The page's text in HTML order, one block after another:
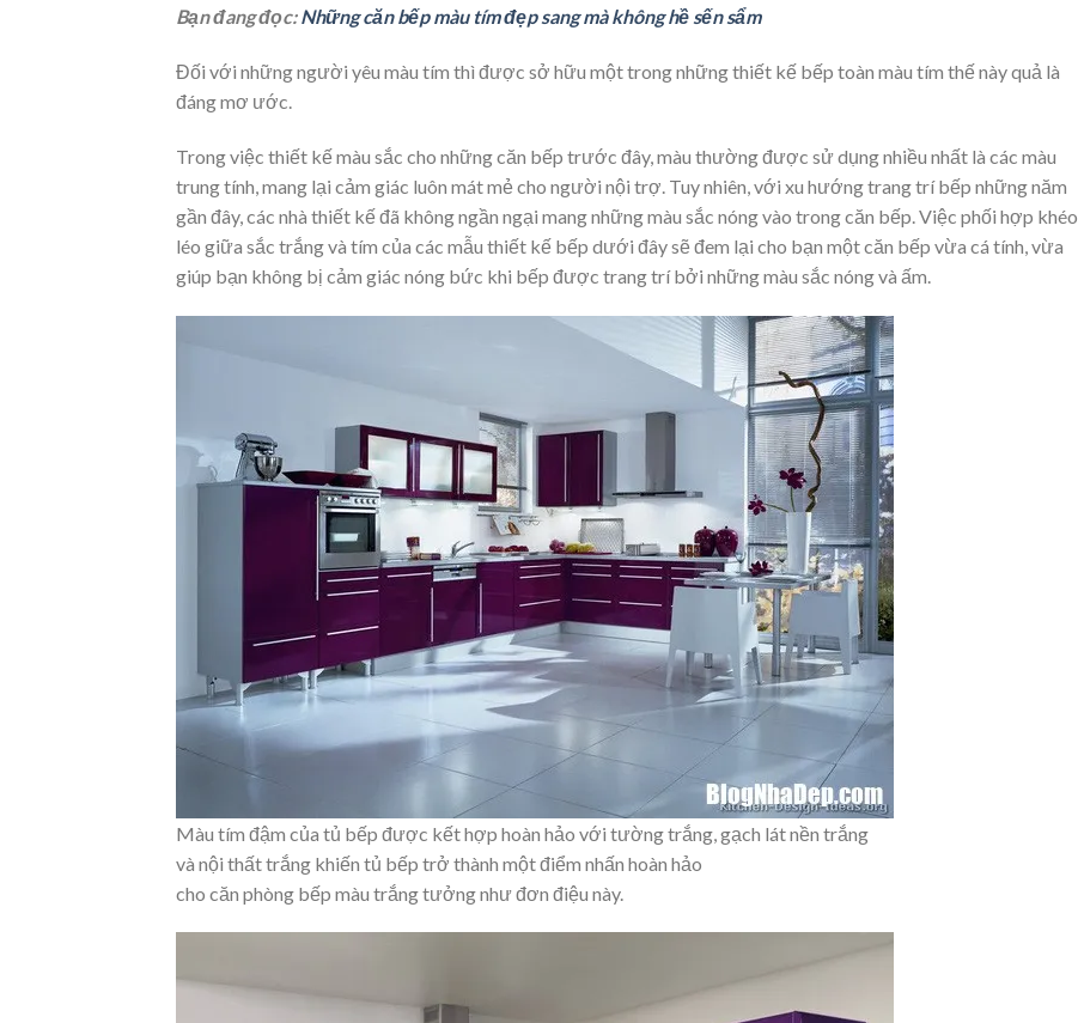
Bạn đang đọc:Những căn bếp màu tím đẹp sang mà không hề sến sẩm
Đối với những người yêu màu tím thì được sở hữu một trong những thiết kế bếp toàn màu tím thế này quả là
đáng mơ ước.
Trong việc thiết kế màu sắc cho những căn bếp trước đây, màu thường được sử dụng nhiều nhất là các màu
trung tính, mang lại cảm giác luôn mát mẻ cho người nội trợ. Tuy nhiên, với xu hướng trang trí bếp những năm
gần đây, các nhà thiết kế đã không ngần ngại mang những màu sắc nóng vào trong căn bếp. Việc phối hợp khéo
léo giữa sắc trắng và tím của các mẫu thiết kế bếp dưới đây sẽ đem lại cho bạn một căn bếp vừa cá tính, vừa
giúp bạn không bị cảm giác nóng bức khi bếp được trang trí bởi những màu sắc nóng và ấm.
Màu tím đậm của tủ bếp được kết hợp hoàn hảo với tường trắng, gạch lát nền trắng
và nội thất trắng khiến tủ bếp trở thành một điểm nhấn hoàn hảo
cho căn phòng bếp màu trắng tưởng như đơn điệu này.